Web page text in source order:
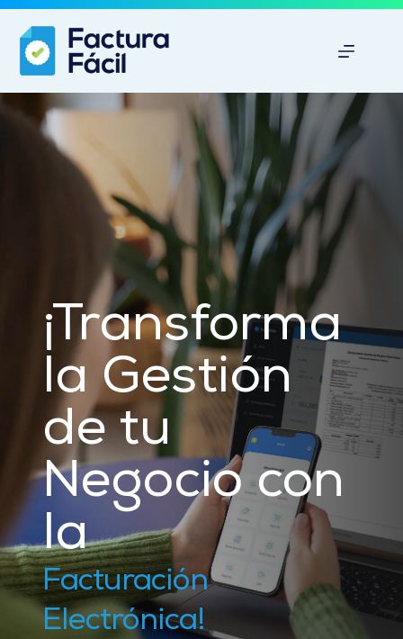
Saltar
contenido
¡Transforma
la Gestión
de tu
Negocio con
la
Facturación
Electrónica!